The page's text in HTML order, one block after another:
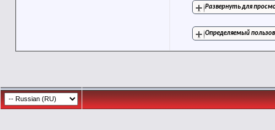
Развернуть для
Определяемый